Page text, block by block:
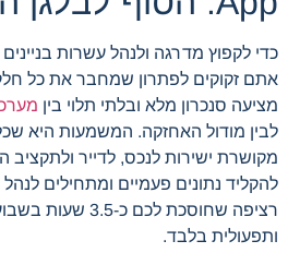
כדי לקפוץ מדרגה ולנהל עשרות
מציעה סנכרון מלא ובלתי תלוי בין
לבין מודול האחזקה. המשמעות היא
מקושרת ישירות לנכס, לדייר ולתקציב
להקליד נתונים פעמיים ומתחילים
רציפה שחוסכת לכם
ותפעולית בלבד.